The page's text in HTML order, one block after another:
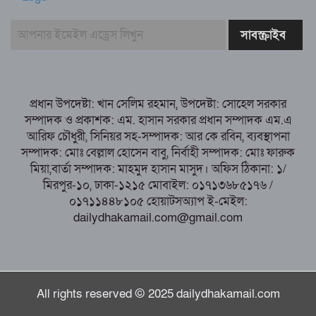
নরসিংদীর শিবপুরে তিনটি গরুকে বিষ খাইয়ে
সামলাচ্ছেন একাধিক গুরুত্বপূর্ণ দায়িত্ব, প্রশংসায় মুখর এলাকাবাসী
বগুড়া মুদ্রণ শিল্প শ্রমিক ইউনিয়নের নির্বাচন
পরিচালনা কমিটির প্রস্তুতি সভা অনুষ্ঠিত
প্রধান উপদেষ্টা: খান সেলিম রহমান, উপদেষ্টা: সোহেল সরকার
সম্পাদক ও প্রকাশক: এম. হাসান সরকার প্রধান সম্পাদক এম.এ
আরিফ চৌধুরী, সিনিয়র সহ-সম্পাদক: আর কে রবিন, ব্যবস্থাপনা
সম্পাদক: মোঃ বেল্লাল হোসেন বাবু, নির্বাহী সম্পাদক: মোঃ ফারুক
মিয়া,বার্তা সম্পাদক: মাহমুদ হাসান মাসুদ। অফিস ঠিকানা: ১/
মিরপুর-১০, ঢাকা-১২১৫ মোবাইল: ০১৭১৩৬৮৫১৭৬ /
০১৭১১৪৪৮১০৫ হোয়াটসঅ্যাপ ই-মেইল:
dailydhakamail.com@gmail.com
All rights reserved © 2025 dailydhakamail.com